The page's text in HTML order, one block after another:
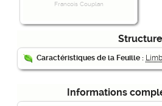
Francois Couplan
Structure
Caractéristiques de la Feuille :
Informations